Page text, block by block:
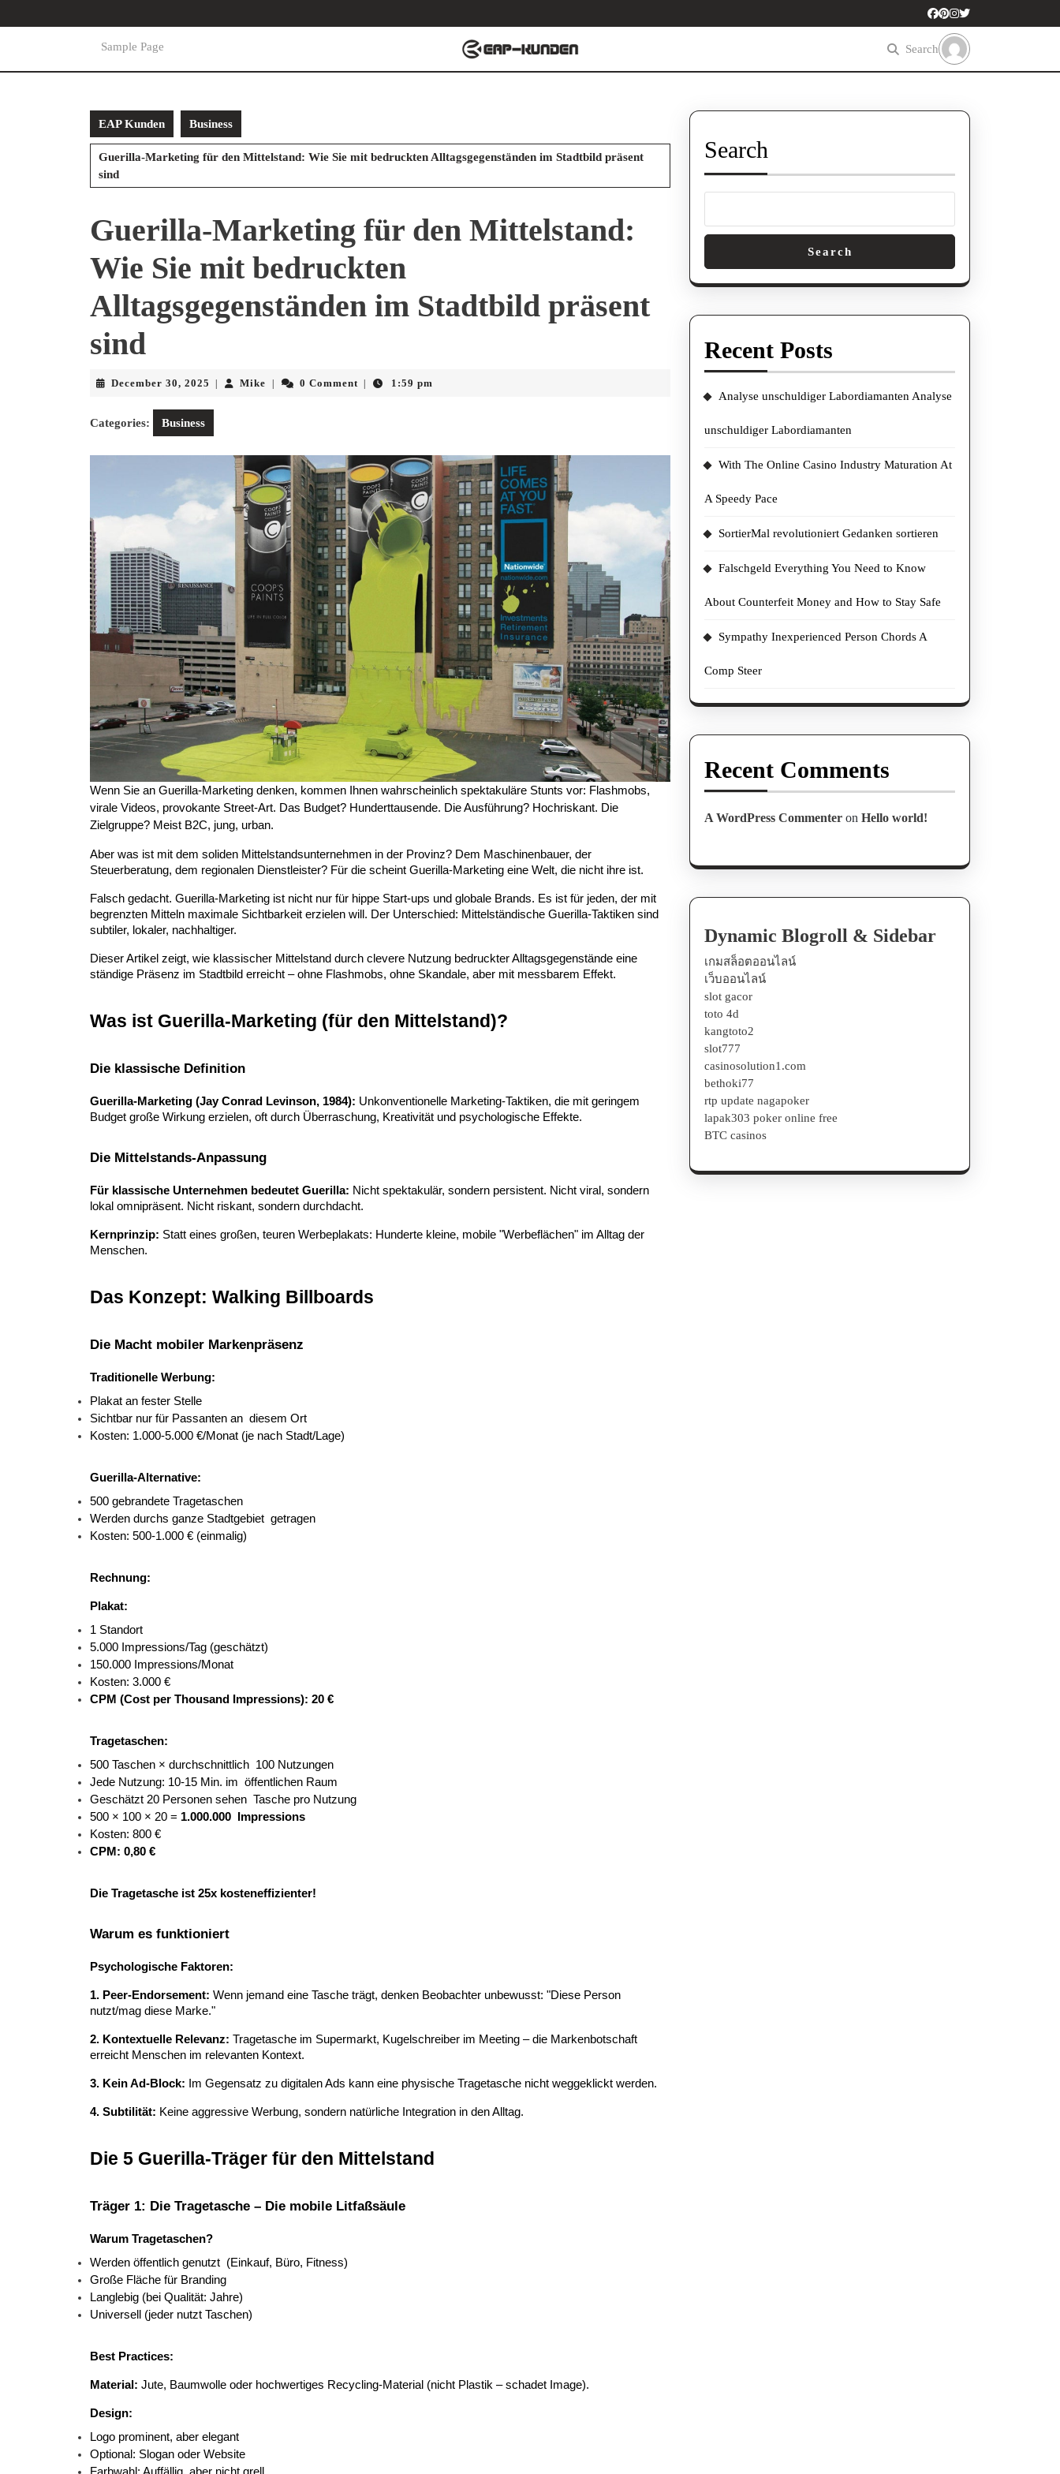
to
Sample Page Search
EAP Kunden Business
Guerilla-Marketing für den Mittelstand: Wie Sie mit bedruckten Alltagsgegenständen im Stadtbild präsent
sind
Guerilla-Marketing für den Mittelstand:
Wie Sie mit bedruckten
Alltagsgegenständen im Stadtbild präsent
sind
December 30, 2025 December
2025
Mike Mike 0 Comment 1:59 pm
Categories: Business
Wenn Sie an Guerilla-Marketing denken, kommen Ihnen wahrscheinlich spektakuläre Stunts vor: Flashmobs,
virale Videos, provokante Street-Art. Das Budget? Hunderttausende. Die Ausführung? Hochriskant. Die
Zielgruppe? Meist B2C, jung, urban.
Aber was ist mit dem soliden Mittelstandsunternehmen in der Provinz? Dem Maschinenbauer, der
Steuerberatung, dem regionalen Dienstleister? Für die scheint Guerilla-Marketing eine Welt, die nicht ihre ist.
Falsch gedacht. Guerilla-Marketing ist nicht nur für hippe Start-ups und globale Brands. Es ist für jeden, der mit
begrenzten Mitteln maximale Sichtbarkeit erzielen will. Der Unterschied: Mittelständische Guerilla-Taktiken sind
subtiler, lokaler, nachhaltiger.
Dieser Artikel zeigt, wie klassischer Mittelstand durch clevere Nutzung bedruckter Alltagsgegenstände eine
ständige Präsenz im Stadtbild erreicht – ohne Flashmobs, ohne Skandale, aber mit messbarem Effekt.
Was ist Guerilla-Marketing (für den Mittelstand)?
Die klassische Definition
Guerilla-Marketing (Jay Conrad Levinson, 1984): Unkonventionelle Marketing-Taktiken, die mit geringem
Budget große Wirkung erzielen, oft durch Überraschung, Kreativität und psychologische Effekte.
Die Mittelstands-Anpassung
Für klassische Unternehmen bedeutet Guerilla: Nicht spektakulär, sondern persistent. Nicht viral, sondern
lokal omnipräsent. Nicht riskant, sondern durchdacht.
Kernprinzip: Statt eines großen, teuren Werbeplakats: Hunderte kleine, mobile "Werbeflächen" im Alltag der
Menschen.
Das Konzept: Walking Billboards
Die Macht mobiler Markenpräsenz
Traditionelle Werbung:
Plakat an fester Stelle
Sichtbar nur für Passanten an diesem Ort
Kosten: 1.000-5.000 €/Monat (je nach Stadt/Lage)
Guerilla-Alternative:
500 gebrandete Tragetaschen
Werden durchs ganze Stadtgebiet getragen
Kosten: 500-1.000 € (einmalig)
Rechnung:
Plakat:
1 Standort
5.000 Impressions/Tag (geschätzt)
150.000 Impressions/Monat
Kosten: 3.000 €
CPM (Cost per Thousand Impressions): 20 €
Tragetaschen:
500 Taschen × durchschnittlich 100 Nutzungen
Jede Nutzung: 10-15 Min. im öffentlichen Raum
Geschätzt 20 Personen sehen Tasche pro Nutzung
500 × 100 × 20 = 1.000.000
Impressions
Kosten: 800 €
CPM: 0,80 €
Die Tragetasche ist 25x kosteneffizienter!
Warum es funktioniert
Psychologische Faktoren:
1. Peer-Endorsement: Wenn jemand eine Tasche trägt, denken Beobachter unbewusst: "Diese Person
nutzt/mag diese Marke."
2. Kontextuelle Relevanz: Tragetasche im Supermarkt, Kugelschreiber im Meeting – die Markenbotschaft
erreicht Menschen im relevanten Kontext.
3. Kein Ad-Block: Im Gegensatz zu digitalen Ads kann eine physische Tragetasche nicht weggeklickt werden.
4. Subtilität: Keine aggressive Werbung, sondern natürliche Integration in den Alltag.
Die 5 Guerilla-Träger für den Mittelstand
Träger 1: Die Tragetasche – Die mobile Litfaßsäule
Warum Tragetaschen?
Werden öffentlich genutzt (Einkauf, Büro, Fitness)
Große Fläche für Branding
Langlebig (bei Qualität: Jahre)
Universell (jeder nutzt Taschen)
Best Practices:
Material: Jute, Baumwolle oder hochwertiges Recycling-Material (nicht Plastik – schadet Image).
Design:
Logo prominent, aber elegant
Optional: Slogan oder Website
Search
Search
Recent Posts
Analyse unschuldiger Labordiamanten Analyse
unschuldiger Labordiamanten
With The Online Casino Industry Maturation At
A Speedy Pace
SortierMal revolutioniert Gedanken sortieren
Falschgeld Everything You Need to Know
About Counterfeit Money and How to Stay Safe
Sympathy Inexperienced Person Chords A
Comp Steer
Recent Comments
A WordPress Commenter on Hello world!
Dynamic Blogroll & Sidebar
เกมสล็อตออนไลน์
เว็บออนไลน์
slot gacor
toto 4d
kangtoto2
slot777
casinosolution1.com
bethoki77
rtp update nagapoker
lapak303 poker online free
BTC casinos